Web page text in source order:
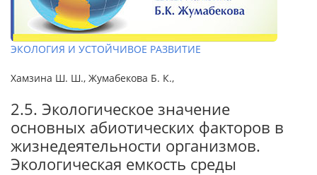
ЭКОЛОГИЯ И УСТОЙЧИВОЕ РАЗВИТИЕ
Хамзина Ш. Ш., Жумабекова Б. К.,
2.5. Экологическое значение
основных абиотических факторов в
жизнедеятельности организмов.
Экологическая емкость среды